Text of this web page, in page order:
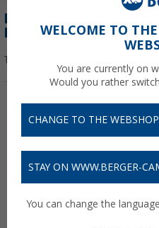
PIÈCES DÉTACHÉES
BERGER
Trier par :
WELCOME TO
You are currently on
Would you rather
CHANGE TO THE
STAY ON WWW.BERGER-
You can change the